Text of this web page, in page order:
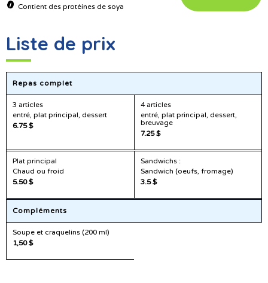
Contient des protéines de soya
Liste de prix
Repas complet
3 articles
entré, plat principal, dessert
6.75 $
4 articles
entré, plat principal, dessert,
breuvage
7.25 $
Plat principal
Chaud ou froid
5.50 $
Sandwichs :
Sandwich (oeufs, fromage)
3.5 $
Compléments
Soupe et craquelins (200 ml)
1,50 $